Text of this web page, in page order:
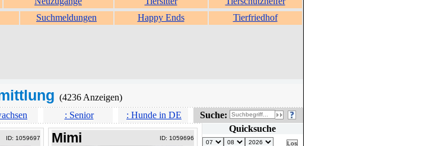
Suchmeldungen Happy Ends Tierfriedhof
(4236 Anzeigen)
: Senior : Hunde in DE Suche:
ID: 1059697 Mimi ID: 1059696
Quicksuche